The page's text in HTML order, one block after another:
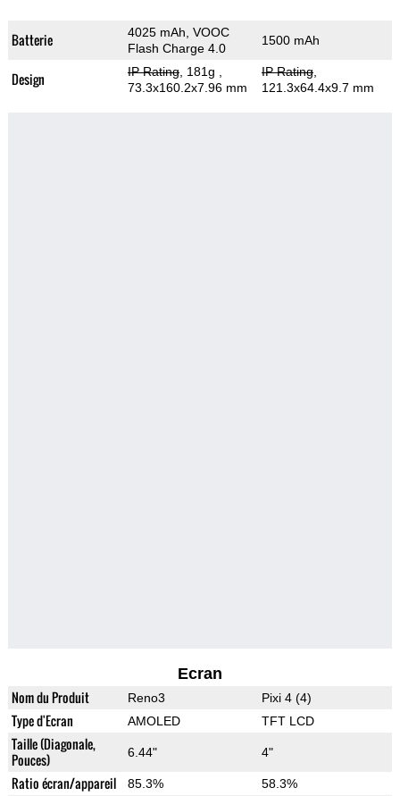
Batterie
4025 mAh, VOOC
Flash Charge 4.0
1500 mAh
Design IP Rating, 181g
73.3x160.2x7.96 mm
IP Rating,
121.3x64.4x9.7 mm
Ecran
Nom du Produit Reno3 Pixi 4 (4)
Type d'Ecran AMOLED TFT LCD
Taille (Diagonale,
Pouces)
6.44" 4"
Ratio écran/appareil 85.3% 58.3%